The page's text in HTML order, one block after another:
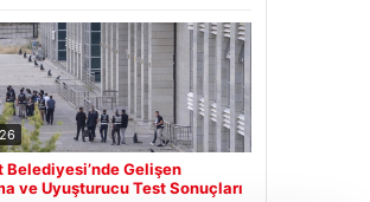
Belediyesi’nde Gelişen
ve Uyuşturucu Test Sonuçları